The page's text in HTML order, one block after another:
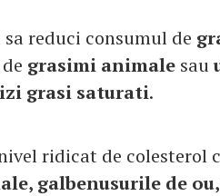
reduci consumul de
grasimi animale sau
grasi saturati.
ridicat de colesterol
galbenusurile de